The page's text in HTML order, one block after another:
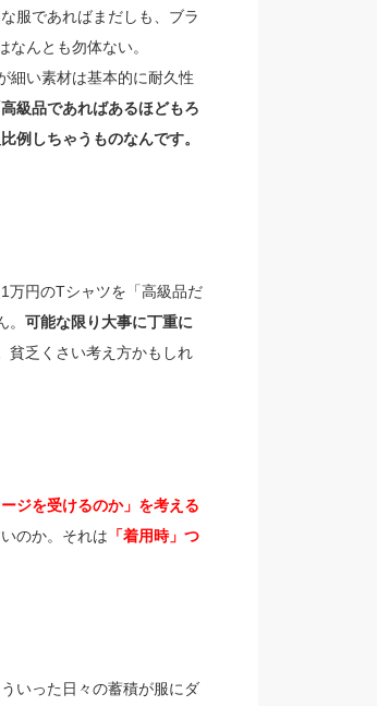
服であればまだしも、ブラ
んとも勿体ない。
細い素材は基本的に耐久性
級品であればあるほどもろ
例しちゃうものなんです。
万円のTシャツを「高級品だ
可能な限り大事に丁重に
貧乏くさい考え方かもしれ
ジを受けるのか」を考える
のか。それは 「着用時」つ
いった日々の蓄積が服にダ